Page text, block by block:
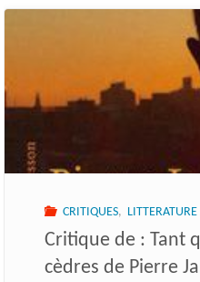
CRITIQUES,
Critique de : Tant
cèdres de Pierre